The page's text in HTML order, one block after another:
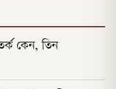
কেন, তিন